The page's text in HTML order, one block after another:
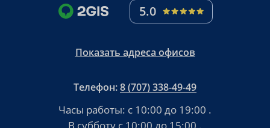
5.0
Показать адреса офисов
Телефон:8 (707) 338-49-49
Часы работы: с 10:00 до 19:00 .